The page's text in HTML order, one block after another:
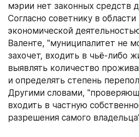
мэрии нет законных средств
Согласно советнику в области
экономической
Валенте, "муниципалитет не
захочет, входить в чьё-либо
выявлять количество
и определять степень
Другими словами,
входить в частную
разрешения самого